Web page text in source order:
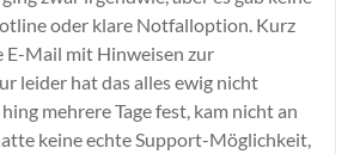
oder klare Notfalloption. Kurz
E-Mail mit Hinweisen zur
leider hat das alles ewig nicht
mehrere Tage fest, kam nicht an
keine echte Support-Möglichkeit,